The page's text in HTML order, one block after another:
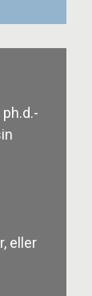
eller